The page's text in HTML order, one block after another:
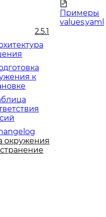
Примеры
values.yaml
2.5.1
к
окружения